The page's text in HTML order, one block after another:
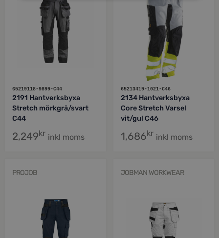
65219118-9899-C44
2191 Hantverksbyxa
Stretch mörkgrå/svart
C44
2,249kr inkl moms
65213419-1021-C46
2134 Hantverksbyxa
Core Stretch Varsel
vit/gul C46
1,686kr inkl moms
PROJOB JOBMAN WORKWEAR